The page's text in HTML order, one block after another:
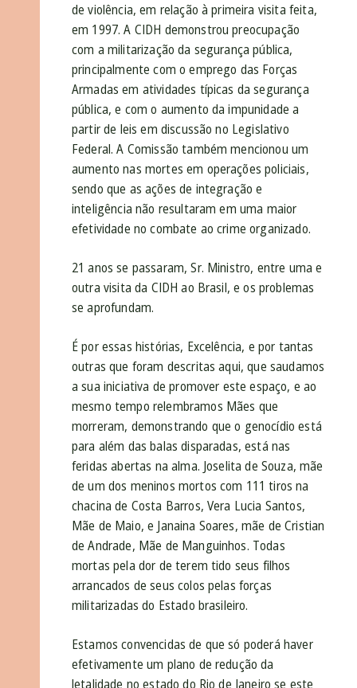
de violência, em relação à primeira visita feita,
em 1997. A CIDH demonstrou preocupação
com a militarização da segurança pública,
principalmente com o emprego das Forças
Armadas em atividades típicas da segurança
pública, e com o aumento da impunidade a
partir de leis em discussão no Legislativo
Federal. A Comissão também mencionou um
aumento nas mortes em operações policiais,
sendo que as ações de integração e
inteligência não resultaram em uma maior
efetividade no combate ao crime organizado.
21 anos se passaram, Sr. Ministro, entre uma e
outra visita da CIDH ao Brasil, e os problemas
se aprofundam.
É por essas histórias, Excelência, e por tantas
outras que foram descritas aqui, que saudamos
a sua iniciativa de promover este espaço, e ao
mesmo tempo relembramos Mães que
morreram, demonstrando que o genocídio está
para além das balas disparadas, está nas
feridas abertas na alma. Joselita de Souza, mãe
de um dos meninos mortos com 111 tiros na
chacina de Costa Barros, Vera Lucia Santos,
Mãe de Maio, e Janaina Soares, mãe de Cristian
de Andrade, Mãe de Manguinhos. Todas
mortas pela dor de terem tido seus filhos
arrancados de seus colos pelas forças
militarizadas do Estado brasileiro.
Estamos convencidas de que só poderá haver
efetivamente um plano de redução da
letalidade no estado do Rio de Janeiro se este